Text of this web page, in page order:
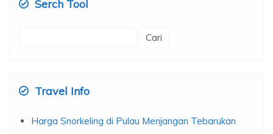
Serch Tool
Travel Info
Harga Snorkeling di Pulau Menjangan Tebarukan